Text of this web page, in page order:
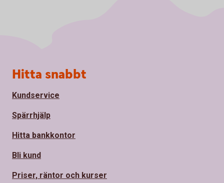
Sidfot
Hitta snabbt
Kundservice
Spärrhjälp
Hitta bankkontor
Bli kund
Priser, räntor och kurser